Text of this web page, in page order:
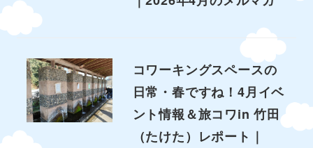
コワーキングスペースの
日常・春ですね！4月イベ
ント情報＆旅コワin 竹田
（たけた）レポート｜